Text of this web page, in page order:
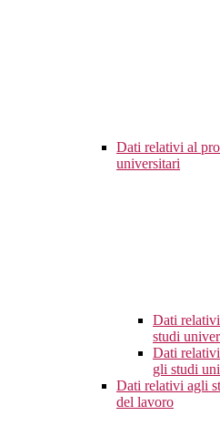
Dati relativi al
universitari
Dati
studi
Dati
gli studi
Dati relativi agli
del lavoro